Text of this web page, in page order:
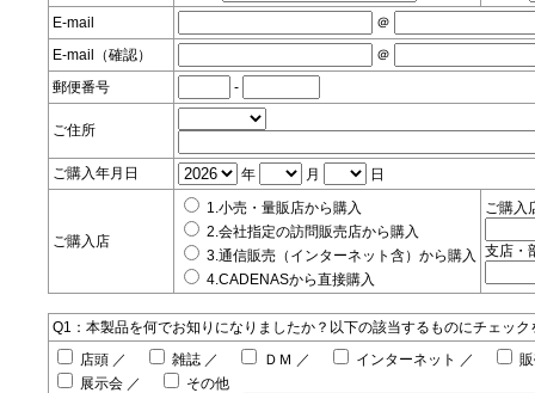
E-mail
＠
E-mail（確認）
＠
郵便番号
-
ご住所
ご購入年月日 年 月 日
ご購入店
1.小売・量販店から購入
2.会社指定の訪問販売店から購入
3.通信販売（インターネット含）から購入
4.CADENASから直接購入
ご購入
支店・
Q1：本製品を何でお知りになりましたか？以下の該当するものにチェッ
店頭 ／ 雑誌 ／ ＤＭ ／ インターネット ／
展示会 ／
その他